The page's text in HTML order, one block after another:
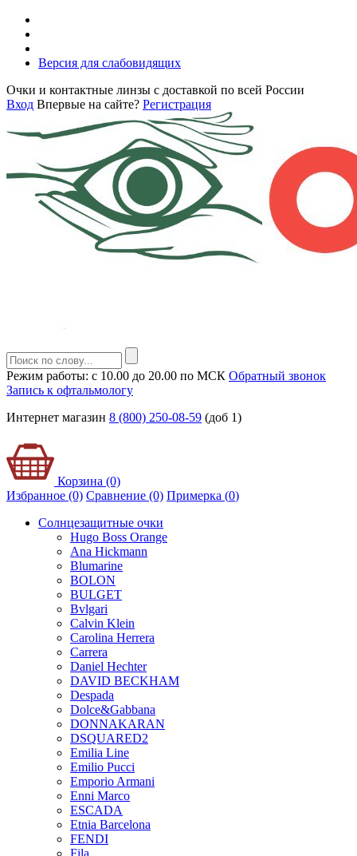
Версия для слабовидящих
Очки и контактные линзы с доставкой по всей России
Вход Впервые на сайте? Регистрация
Режим работы: с 10.00 до 20.00 по МСК Обратный звонок
Запись к офтальмологу
Интернет магазин 8 (800) 250-08-59 (доб 1)
Корзина (0)
Избранное (0) Сравнение (0) Примерка (0)
Солнцезащитные очки
Hugo Boss Orange
Ana Hickmann
Blumarine
BOLON
BULGET
Bvlgari
Calvin Klein
Carolina Herrera
Carrera
Daniel Hechter
DAVID BECKHAM
Despada
Dolce&Gabbana
DONNAKARAN
DSQUARED2
Emilia Line
Emilio Pucci
Emporio Armani
Enni Marco
ESCADA
Etnia Barcelona
FENDI
Fila